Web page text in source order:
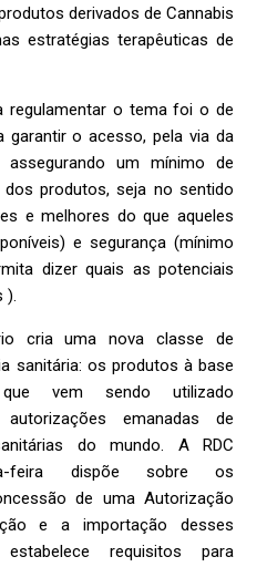
derivados de Cannabis
estratégias terapêuticas de
regulamentar o tema foi o de
garantir o acesso, pela via da
assegurando um mínimo de
produtos, seja no sentido
e melhores do que aqueles
e segurança (mínimo
dizer quais as potenciais
).
cria uma nova classe de
sanitária: os produtos à base
vem sendo utilizado
emanadas de
do mundo. A RDC
feira dispõe sobre os
de uma Autorização
e a importação desses
requisitos para